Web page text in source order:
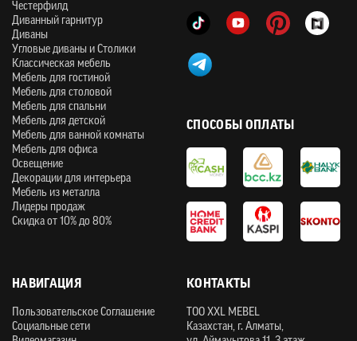
Честерфилд
Диванный гарнитур
Диваны
Угловые диваны и Столики
Классическая мебель
Мебель для гостиной
Мебель для столовой
Мебель для спальни
Мебель для детской
Мебель для ванной комнаты
Мебель для офиса
Освещение
Декорации для интерьера
Мебель из металла
Лидеры продаж
Скидка от 10% до 80%
НАВИГАЦИЯ
Пользовательское Соглашение
Социальные сети
СПОСОБЫ ОПЛАТЫ
КОНТАКТЫ
ТOO XXL MEBEL
Казахстан, г. Алматы,